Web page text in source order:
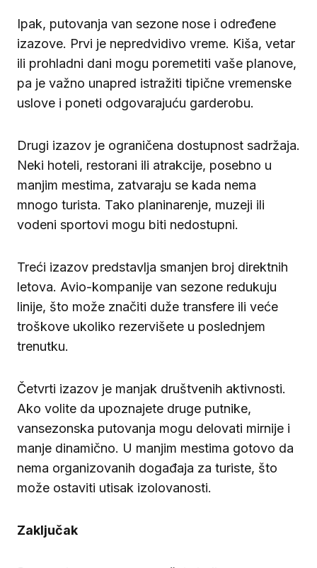
Ipak, putovanja van sezone nose i određene
izazove. Prvi je nepredvidivo vreme. Kiša, vetar
ili prohladni dani mogu poremetiti vaše planove,
pa je važno unapred istražiti tipične vremenske
uslove i poneti odgovarajuću garderobu.
Drugi izazov je ograničena dostupnost sadržaja.
Neki hoteli, restorani ili atrakcije, posebno u
manjim mestima, zatvaraju se kada nema
mnogo turista. Tako planinarenje, muzeji ili
vodeni sportovi mogu biti nedostupni.
Treći izazov predstavlja smanjen broj direktnih
letova. Avio-kompanije van sezone redukuju
linije, što može značiti duže transfere ili veće
troškove ukoliko rezervišete u poslednjem
trenutku.
Četvrti izazov je manjak društvenih aktivnosti.
Ako volite da upoznajete druge putnike,
vansezonska putovanja mogu delovati mirnije i
manje dinamično. U manjim mestima gotovo da
nema organizovanih događaja za turiste, što
može ostaviti utisak izolovanosti.
Zaključak